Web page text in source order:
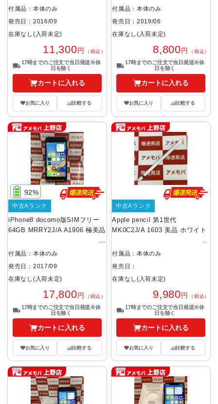
付属品：本体のみ
発売日：2016/09
在庫なし(入荷未定)
11,300円 （税込）
17時までのご注文で当日発送※休
日を除く
カートに入れる
お気に入り 比較する
付属品：本体のみ
発売日：2019/06
在庫なし(入荷未定)
8,800円 （税込）
17時までのご注文で当日発送※休
日を除く
カートに入れる
お気に入り 比較する
iPhone8 docomo版SIMフリー
64GB MRRY2J/A A1906 極美品
92%
中古Aランク
付属品：本体のみ
発売日：2017/09
在庫なし(入荷未定)
17,800円 （税込）
17時までのご注文で当日発送※休
日を除く
カートに入れる
お気に入り 比較する
Apple pencil 第1世代
MK0C2J/A 1603 美品 ホワイト
中古Aランク
付属品：本体のみ
発売日：
在庫なし(入荷未定)
9,980円 （税込）
17時までのご注文で当日発送※休
日を除く
カートに入れる
お気に入り 比較する